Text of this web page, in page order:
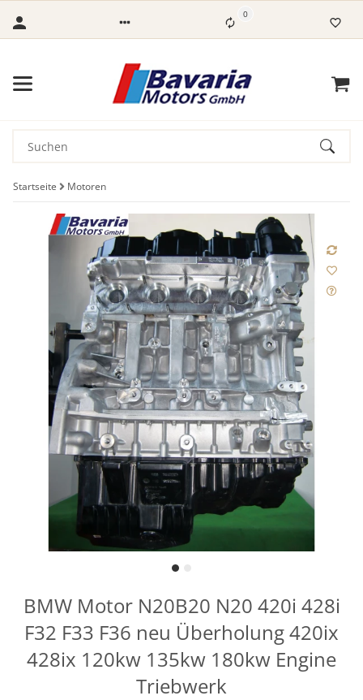
0
Startseite Motoren
BMW Motor N20B20 N20 420i 428i
F32 F33 F36 neu Überholung 420ix
428ix 120kw 135kw 180kw Engine
Triebwerk